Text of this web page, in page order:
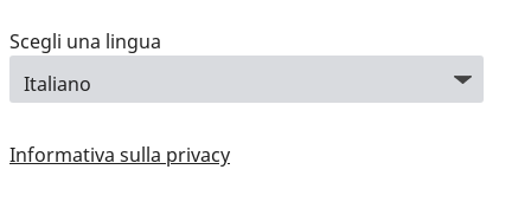
Scegli una lingua
Informativa sulla privacy